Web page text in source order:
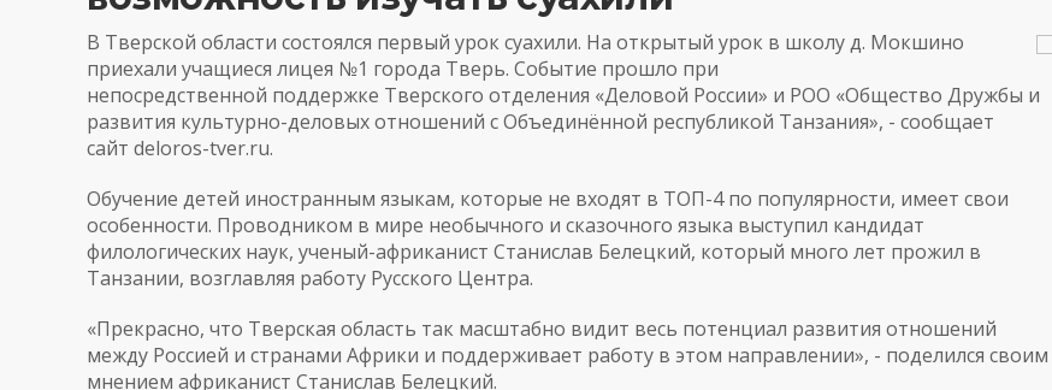
В Тверской области состоялся первый урок суахили. На открытый урок в школу д. Мокшино
приехали учащиеся лицея №1 города Тверь. Событие прошло при
непосредственной поддержке Тверского отделения «Деловой России» и РОО «Общество Дружбы и
развития культурно-деловых отношений с Объединённой республикой Танзания», - сообщает
сайт deloros-tver.ru.
Обучение детей иностранным языкам, которые не входят в ТОП-4 по популярности, имеет свои
особенности. Проводником в мире необычного и сказочного языка выступил кандидат
филологических наук, ученый-африканист Станислав Белецкий, который много лет прожил в
Танзании, возглавляя работу Русского Центра.
«Прекрасно, что Тверская область так масштабно видит весь потенциал развития отношений
между Россией и странами Африки и поддерживает работу в этом направлении», - поделился своим
мнением африканист Станислав Белецкий.